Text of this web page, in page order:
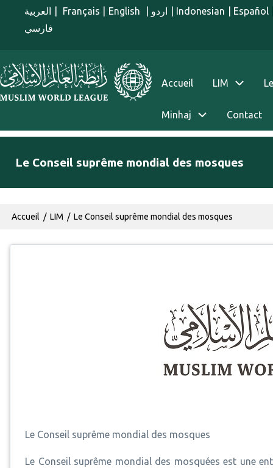
Aller au contenu principal
العربية Français English اردو Indonesian Español
فارسي
menu french
Accueil LIM
Minhaj Contact
Le Conseil suprême mondial des mosques
Fil d'Ariane
Accueil LIM Le Conseil suprême mondial des mosques
Le Conseil suprême mondial des mosques
Le Conseil suprême mondial des mosquées est une